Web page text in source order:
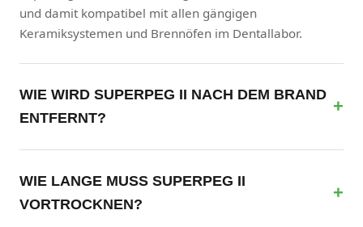
und damit kompatibel mit allen gängigen
Keramiksystemen und Brennöfen im Dentallabor.
WIE WIRD SUPERPEG II NACH DEM BRAND
ENTFERNT?
Sandstrahlen nötig – das spart wertvolle Arbeitszeit.
WIE LANGE MUSS SUPERPEG II
VORTROCKNEN?